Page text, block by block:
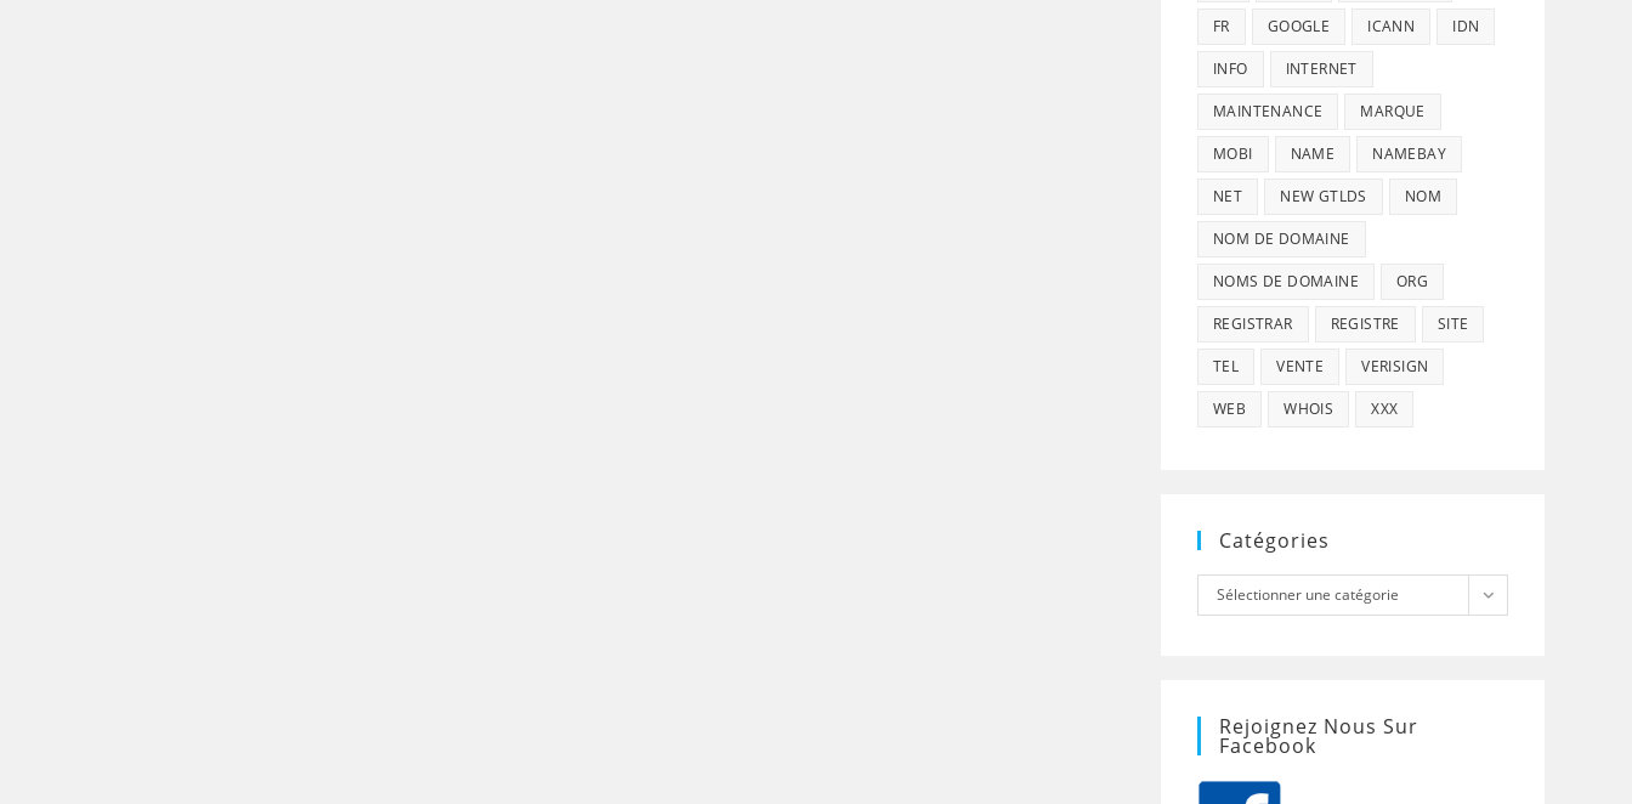
FR GOOGLE ICANN IDN
INFO INTERNET
MAINTENANCE MARQUE
MOBI NAME NAMEBAY
NET NEW GTLDS NOM
NOM DE DOMAINE
NOMS DE DOMAINE ORG
REGISTRAR REGISTRE SITE
TEL VENTE VERISIGN
WEB WHOIS XXX
Catégories
Catégories
Sélectionner une catégorie
Rejoignez Nous Sur
Facebook